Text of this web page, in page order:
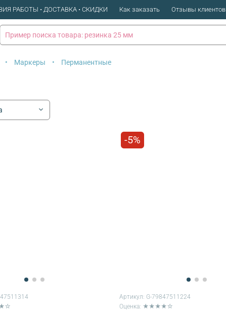
РАБОТЫ • ДОСТАВКА • СКИДКИ Как заказать Отзывы клиентов
Маркеры Перманентные
-5%
Артикул: G-79847511224
Оценка: ★★★★☆